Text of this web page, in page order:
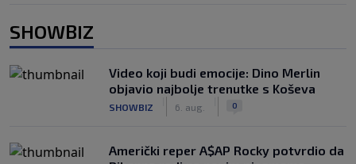
SHOWBIZ
Video koji budi emocije: Dino Merlin
objavio najbolje trenutke s Koševa
SHOWBIZ 6. aug. 0
Američki reper A$AP Rocky potvrdio da